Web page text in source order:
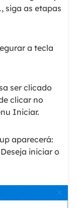
siga as etapas
a tecla
ser clicado
clicar no
Iniciar.
aparecerá:
iniciar o